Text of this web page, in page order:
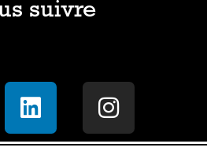
suivre